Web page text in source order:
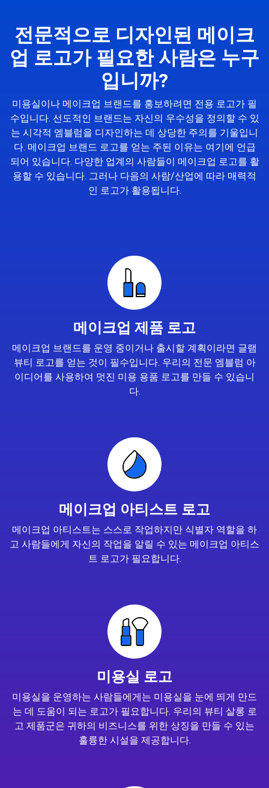
전문적으로 디자인된 메이크
업 로고가 필요한 사람은 누구
입니까?
미용실이나 메이크업 브랜드를 홍보하려면 전용 로고가 필
수입니다. 선도적인 브랜드는 자신의 우수성을 정의할 수 있
는 시각적 엠블럼을 디자인하는 데 상당한 주의를 기울입니
다. 메이크업 브랜드 로고를 얻는 주된 이유는 여기에 언급
되어 있습니다. 다양한 업계의 사람들이 메이크업 로고를 활
용할 수 있습니다. 그러나 다음의 사람/산업에 따라 매력적
인 로고가 활용됩니다.
메이크업 제품 로고
메이크업 브랜드를 운영 중이거나 출시할 계획이라면 글램
뷰티 로고를 얻는 것이 필수입니다. 우리의 전문 엠블럼 아
이디어를 사용하여 멋진 미용 용품 로고를 만들 수 있습니
다.
메이크업 아티스트 로고
메이크업 아티스트는 스스로 작업하지만 식별자 역할을 하
고 사람들에게 자신의 작업을 알릴 수 있는 메이크업 아티스
트 로고가 필요합니다.
미용실 로고
미용실을 운영하는 사람들에게는 미용실을 눈에 띄게 만드
는 데 도움이 되는 로고가 필요합니다. 우리의 뷰티 살롱 로
고 제품군은 귀하의 비즈니스를 위한 상징을 만들 수 있는
훌륭한 시설을 제공합니다.